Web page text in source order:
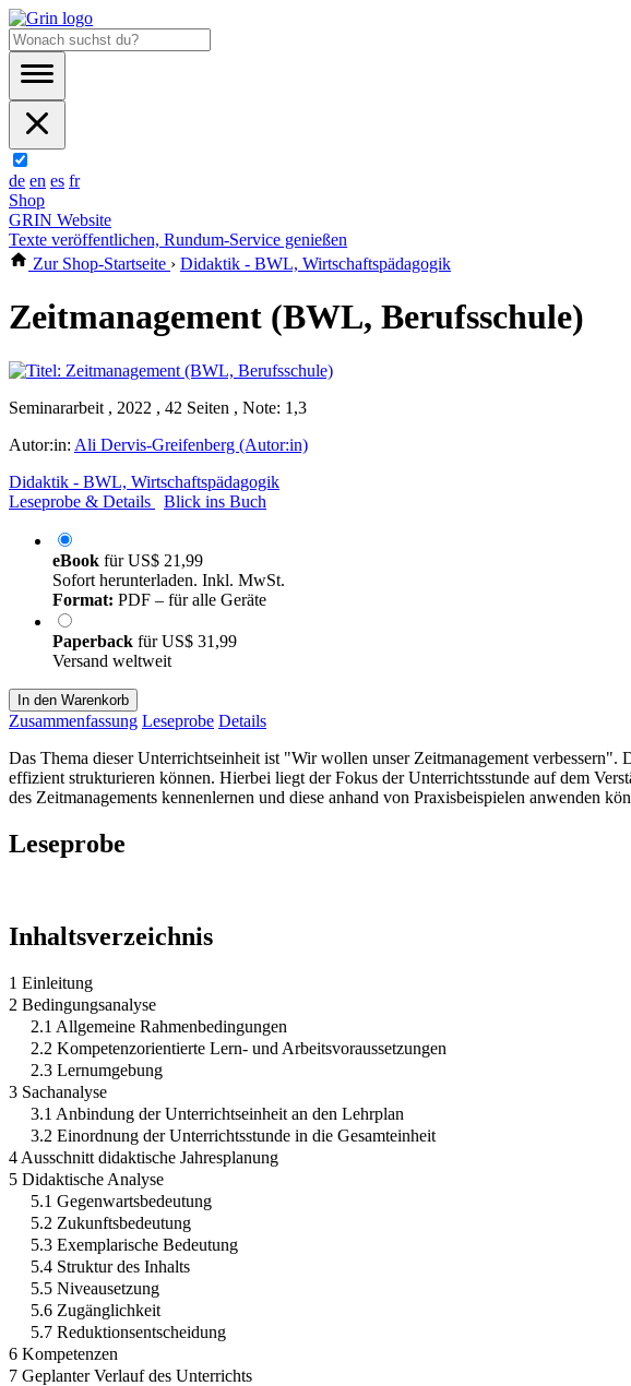
de en es fr
Shop
GRIN Website
Texte veröffentlichen, Rundum-Service genießen
Zur Shop-Startseite › Didaktik - BWL, Wirtschaftspädagogik
Zeitmanagement (BWL, Berufsschule)
Seminararbeit , 2022 , 42 Seiten , Note: 1,3
Autor:in: Ali Dervis-Greifenberg (Autor:in)
Didaktik - BWL, Wirtschaftspädagogik
Leseprobe & Details
Blick ins Buch
eBook fürUS$ 21,99
Sofort herunterladen. Inkl. MwSt.
Format: PDF – für alle Geräte
Paperback fürUS$ 31,99
Versand weltweit
In den Warenkorb
Zusammenfassung Leseprobe Details
Das Thema dieser Unterrichtseinheit ist "Wir wollen unser Zeitmanagement verbessern".
effizient strukturieren können. Hierbei liegt der Fokus der Unterrichtsstunde auf dem
des Zeitmanagements kennenlernen und diese anhand von Praxisbeispielen anwenden
Leseprobe
Inhaltsverzeichnis
1 Einleitung
2 Bedingungsanalyse
2.1 Allgemeine Rahmenbedingungen
2.2 Kompetenzorientierte Lern- und Arbeitsvoraussetzungen
2.3 Lernumgebung
3 Sachanalyse
3.1 Anbindung der Unterrichtseinheit an den Lehrplan
3.2 Einordnung der Unterrichtsstunde in die Gesamteinheit
4 Ausschnitt didaktische Jahresplanung
5 Didaktische Analyse
5.1 Gegenwartsbedeutung
5.2 Zukunftsbedeutung
5.3 Exemplarische Bedeutung
5.4 Struktur des Inhalts
5.5 Niveausetzung
5.6 Zugänglichkeit
5.7 Reduktionsentscheidung
6 Kompetenzen
7 Geplanter Verlauf des Unterrichts